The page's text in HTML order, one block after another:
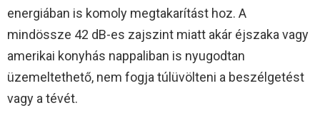
energiában is komoly megtakarítást hoz. A
mindössze 42 dB-es zajszint miatt akár éjszaka vagy
amerikai konyhás nappaliban is nyugodtan
üzemeltethető, nem fogja túlüvölteni a beszélgetést
vagy a tévét.​